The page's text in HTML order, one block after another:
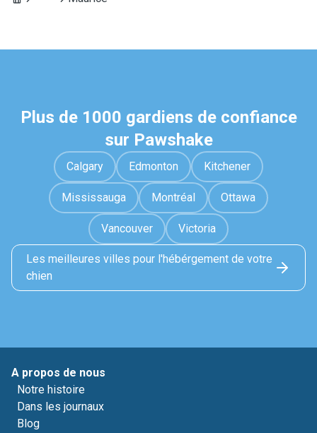
Plus de 1000 gardiens de confiance
sur Pawshake
Calgary Edmonton Kitchener
Mississauga Montréal Ottawa
Vancouver Victoria
Les meilleures villes pour l'hébérgement de votre
chien
A propos de nous
Notre histoire
Dans les journaux
Blog